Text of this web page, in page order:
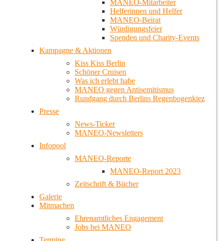
MANEO-Mitarbeiter
Helferinnen und Helfer
MANEO-Beirat
Würdigungsfeier
Spenden und Charity-Events
Kampagne & Aktionen
Kiss Kiss Berlin
Schöner Cruisen
Was ich erlebt habe
MANEO gegen Antisemitismus
Rundgang durch Berlins Regenbogenkiez
Presse
News-Ticker
MANEO-Newsletters
Infopool
MANEO-Reporte
MANEO-Report 2023
Zeitschrift & Bücher
Galerie
Mitmachen
Ehrenamtliches Engagement
Jobs bei MANEO